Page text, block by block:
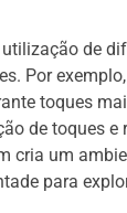
de
Por
toques
de toques
cria um
para